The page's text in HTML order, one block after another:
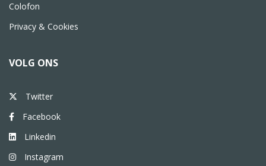
Colofon
Privacy & Cookies
VOLG ONS
Twitter
Facebook
Linkedin
Instagram